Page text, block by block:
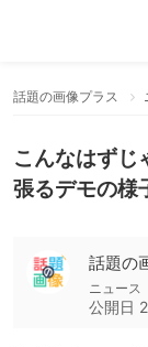
話題の画像プラス
こんなはずじ
張るデモの様
話題の
ニュース
公開日